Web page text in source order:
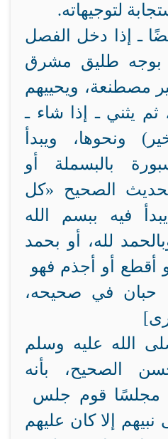
لتوجيهاته.
ـ إذا دخل الفصل
بوجه طليق مشرق
مصطنعة، ويحييهم
ثم يثني ـ إذا شاء ـ
ونحوها، ويبدأ
بالبسملة أو
الصحيح «كل
فيه ببسم الله
لله، أو بحمد
فهو أجذم
أقطع أو
حبان في صحيحه،
الله عليه وسلم
الصحيح، بأنه
جلس قوم مجلسا
إلا كان عليهم